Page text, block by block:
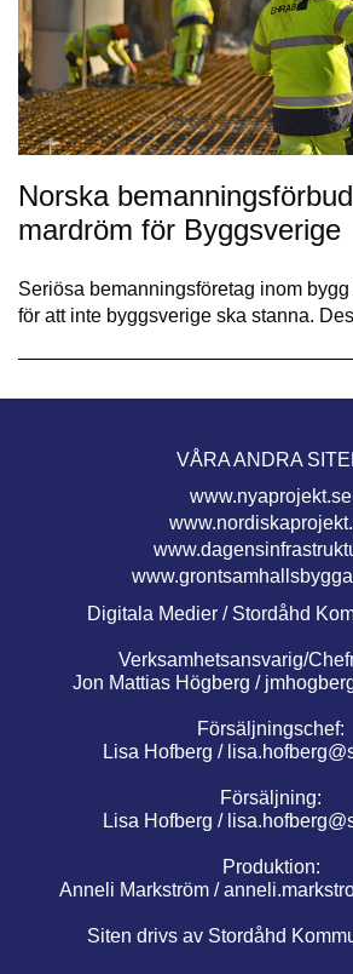
Norska
mardröm för Byggsverige
Seriösa bemanningsföretag inom
för att inte byggsverige ska stanna.
VÅRA ANDRA
www.nyaprojekt.se
Digitala Medier / Stordåhd
Verksamhetsansvarig/
Jon Mattias Högberg /
Försäljningschef:
Lisa Hofberg /
Försäljning:
Lisa Hofberg /
Produktion:
Anneli Markström /
Siten drivs av Stordåhd